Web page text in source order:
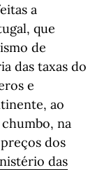
a
que
de
das taxas do
e
ao
na
dos
das